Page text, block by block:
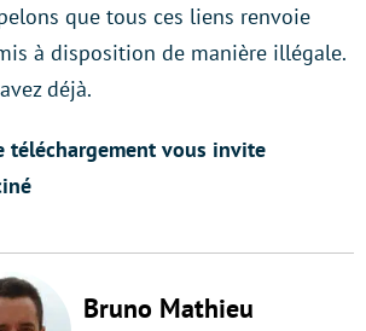
que tous ces liens renvoie
à disposition de manière illégale.
déjà.
téléchargement vous invite
Bruno Mathieu